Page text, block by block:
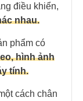
điều khiển,
nhau.
phẩm có
hình ảnh
tính.
cách chân